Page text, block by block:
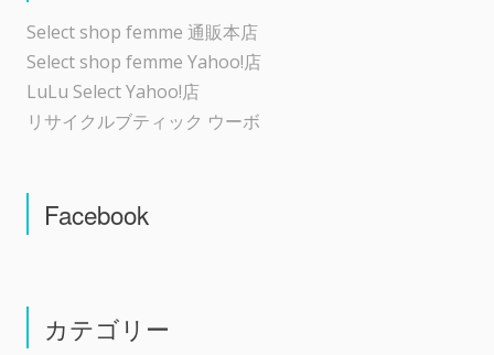
Select shop femme 通販本店
Select shop femme Yahoo!店
LuLu Select Yahoo!店
リサイクルブティック ウーボ
Facebook
カテゴリー